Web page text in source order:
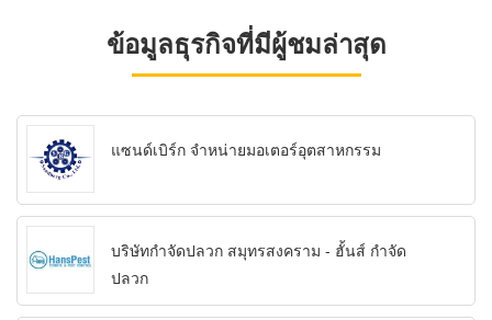
ข้อมูลธุรกิจที่มีผู้ชมล่าสุด
แซนด์เบิร์ก จำหน่ายมอเตอร์อุตสาหกรรม
บริษัทกำจัดปลวก สมุทรสงคราม - ฮั้นส์ กำจัด
ปลวก